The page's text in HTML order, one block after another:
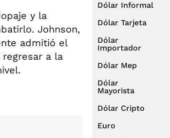
y la
Johnson,
admitió el
a la
Dólar Informal
Dólar Tarjeta
Dólar
Importador
Dólar Mep
Dólar
Mayorista
Dólar Cripto
Euro